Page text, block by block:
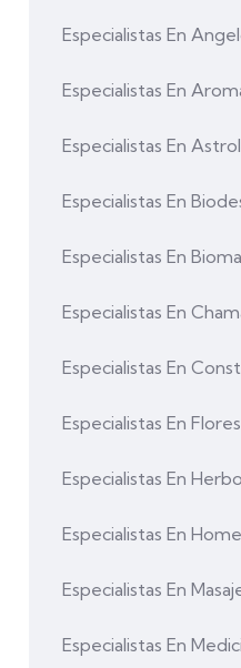
Especialistas En
Especialistas En
Especialistas En
Especialistas En
Especialistas En
Especialistas En
Especialistas En
Especialistas En
Especialistas En
Especialistas En
Especialistas En
Especialistas En